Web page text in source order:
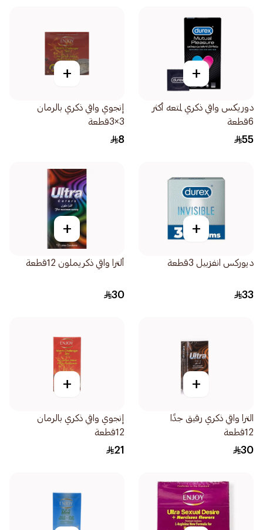
+
دوريكس واقي ذكري لمتعه أكثر
6قطعة
55
+
إنجوي واقي ذكري بالرمان
3×3قطعة
8
+
ديوركس انفزبيل 3قطعة
33
+
ألترا واقي ذكريملون 12قطعة
30
+
الترا واقي ذكري رقيق جدًا
12قطعة
30
+
إنجوي واقي ذكري بالرمان
12قطعة
21